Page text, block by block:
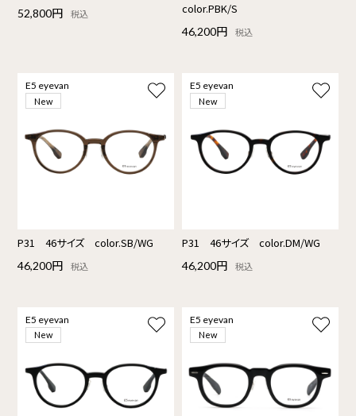
52,800円 税込
color.PBK/S
46,200円 税込
E5 eyevan
New
P31 46サイズ color.SB/WG
46,200円 税込
E5 eyevan
New
P31 46サイズ color.DM/WG
46,200円 税込
E5 eyevan
New
E5 eyevan
New